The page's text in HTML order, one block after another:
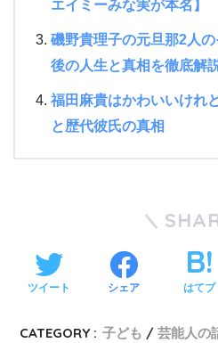
エイミーみな実が本名】
磯野貴理子の元旦那2人
後の人生と真相を徹底解
福田麻貴はかわいいけれ
と歴代彼氏の真相
ツイート シェア はてブ
CATEGORY : 子ども 芸能人の